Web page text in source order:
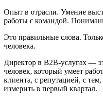
Опыт в отрасли. Умение
работы с командой.
Это правильные слова.
человека.
Директор в B2B-услугах —
человек, который умеет
клиента, с репутацией, с
измерить в первый квартал.